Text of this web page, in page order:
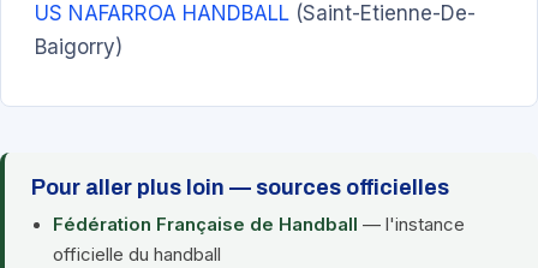
US NAFARROA HANDBALL (Saint-Etienne-De-
Baigorry)
Pour aller plus loin — sources officielles
Fédération Française de Handball — l'instance
officielle du handball